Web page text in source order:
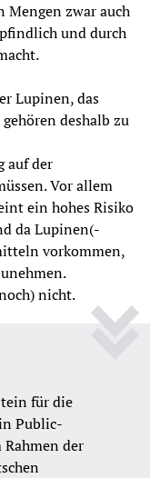
zwar auch
und durch
Lupinen, das
deshalb zu
auf der
Vor allem
ein hohes Risiko
da Lupinen(-
vorkommen,
nicht.
für die
Public-
der